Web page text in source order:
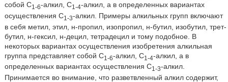
собой C1-6-алкил, C1-4-алкил, а в определенных вариантах
осуществления C1-3-алкил. Примеры алкильных групп включают
в себя метил, этил, н-пропил, изопропил, н-бутил, изобутил, трет-
бутил, н-гексил, н-децил, тетрадецил и тому подобное. В
некоторых вариантах осуществления изобретения алкильная
группа представляет собой C1-6-алкил, C1-4-алкил, а в
определенных вариантах осуществления C1-3-алкил.
Принимается во внимание, что разветвленный алкил содержит,